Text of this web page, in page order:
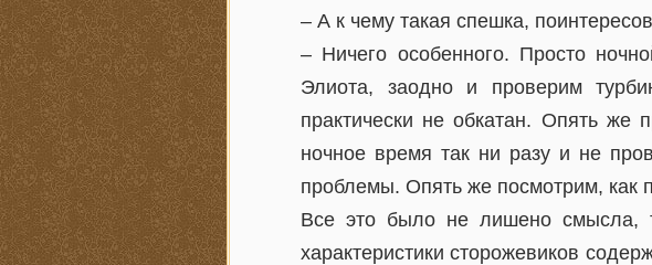
– А к чему такая спешка,
– Ничего особенного. Просто
Элиота, заодно и проверим
практически не обкатан. Опять же
ночное время так ни разу и не
проблемы. Опять же посмотрим, как
Все это было не лишено смысла,
характеристики сторожевиков